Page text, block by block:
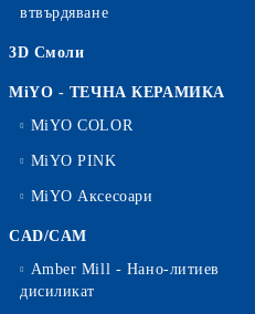
втвърдяване
3D Смоли
MiYO - ТЕЧНА КЕРАМИКА
MiYO COLOR
MiYO PINK
MiYO Аксесоари
CAD/CAM
Amber Mill - Нано-литиев
дисиликат